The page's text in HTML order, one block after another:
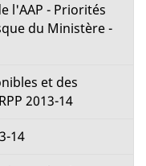
l'AAP - Priorités
du Ministère -
et des
2013-14
14